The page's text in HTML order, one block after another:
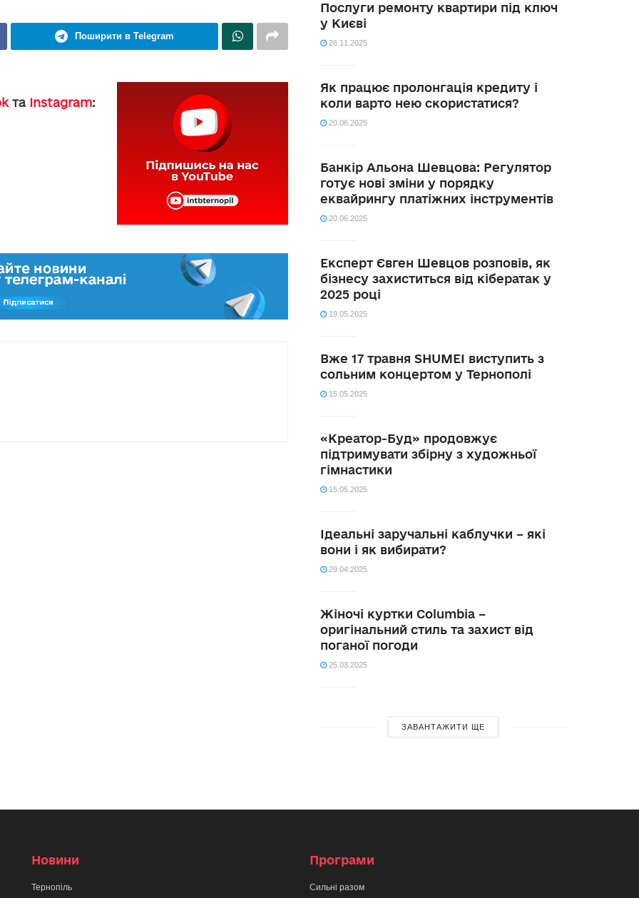
Поширити в Telegram
та Instagram:
Послуги ремонту квартири під ключ
у Києві
26.11.2025
Як працює пролонгація кредиту і
коли варто нею скористатися?
20.06.2025
Банкір Альона Шевцова: Регулятор
готує нові зміни у порядку
еквайрингу платіжних інструментів
20.06.2025
Експерт Євген Шевцов розповів, як
бізнесу захиститься від кібератак у
2025 році
19.05.2025
Вже 17 травня SHUMEI виступить з
сольним концертом у Тернополі
15.05.2025
«Креатор-Буд» продовжує
підтримувати збірну з художньої
гімнастики
15.05.2025
Ідеальні заручальні каблучки – які
вони і як вибирати?
29.04.2025
Жіночі куртки Columbia –
оригінальний стиль та захист від
поганої погоди
25.03.2025
ЗАВАНТАЖИТИ ЩЕ
Новини
Тернопіль
Програми
Сильні разом